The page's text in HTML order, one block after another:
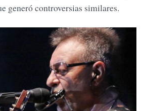
generó controversias similares.